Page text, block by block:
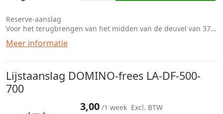
Reserve-aanslag
Voor het terugbrengen van het midden van de deuvel van 37
mm naar 20 mm
Geschikt voor de DF500
Meer informatie
Lijstaanslag DOMINO-frees LA-DF-500-
700
3,00 /1 week Excl. BTW